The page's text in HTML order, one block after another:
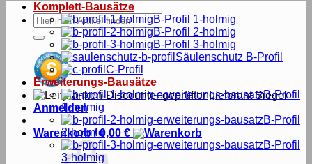
Suche
nach:
Anmelden
Warenkorb /0,00 €
Komplett-Bausätze
B-Profil 1-holmig
B-Profil 2-holmig
B-Profil 3-holmig
Säulenschutz B-Profil
C-Profil
Erweiterungs-Bausätze
B-Profil
1-holmig
B-Profil
2-holmig
B-Profil
3-holmig